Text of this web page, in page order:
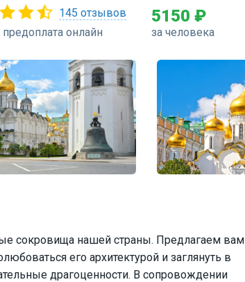
145 отзывов
онлайн
5150 ₽
за человека
сокровища нашей страны. Предлагаем вам
его архитектурой и заглянуть в
драгоценности. В сопровождении